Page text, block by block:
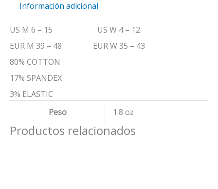
Información adicional
US M 6 – 15 US W 4 – 12
EUR M 39 – 48 EUR W 35 – 43
80% COTTON
17% SPANDEX
3% ELASTIC
Peso
1.8 oz
Productos relacionados